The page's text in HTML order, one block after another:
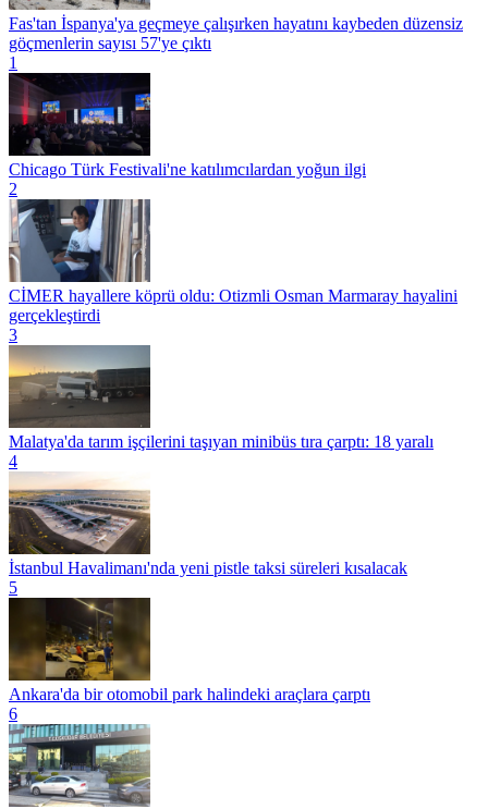
Fas'tan İspanya'ya geçmeye çalışırken hayatını kaybeden düzensiz
göçmenlerin sayısı 57'ye çıktı
1
Chicago Türk Festivali'ne katılımcılardan yoğun ilgi
2
CİMER hayallere köprü oldu: Otizmli Osman Marmaray hayalini
gerçekleştirdi
3
Malatya'da tarım işçilerini taşıyan minibüs tıra çarptı: 18 yaralı
4
İstanbul Havalimanı'nda yeni pistle taksi süreleri kısalacak
5
Ankara'da bir otomobil park halindeki araçlara çarptı
6